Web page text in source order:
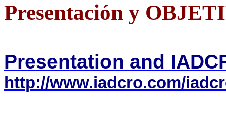
Presentación y
Presentation and
http://www.iadcro.com/